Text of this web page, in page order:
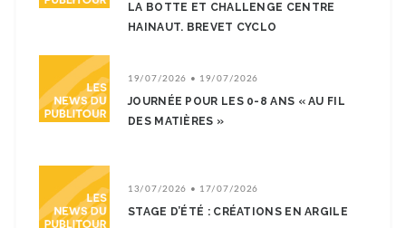
LA BOTTE ET CHALLENGE CENTRE
HAINAUT. BREVET CYCLO
19/07/2026 • 19/07/2026
JOURNÉE POUR LES 0-8 ANS « AU FIL
DES MATIÈRES »
13/07/2026 • 17/07/2026
STAGE D’ÉTÉ : CRÉATIONS EN ARGILE